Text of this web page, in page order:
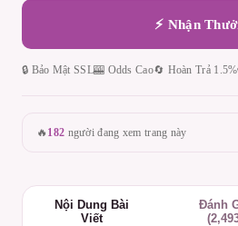
⚡ Nhận
🔒 Bảo Mật SSL🎰 Odds Cao🔄 Hoàn Trả 1.5%
🔥 182 người đang xem trang này
Nội Dung Bài
Viết
Đánh